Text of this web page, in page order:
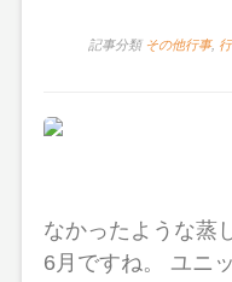
記事分類 その他行事,
なかったような蒸
6月ですね。 ユニ